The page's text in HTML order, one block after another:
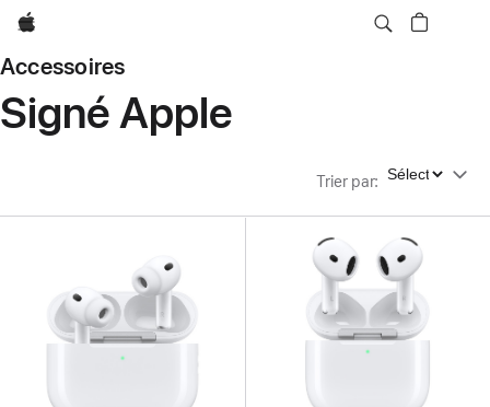
Apple
Accessoires
Signé Apple
Trier par: Trier par